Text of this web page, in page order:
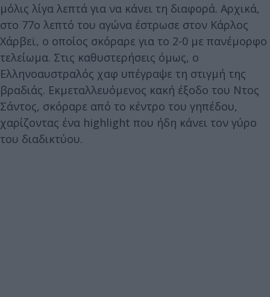
μόλις λίγα λεπτά για να κάνει τη διαφορά. Αρχικά,
στο 77ο λεπτό του αγώνα έστρωσε στον Κάρλος
Χάρβεϊ, ο οποίος σκόραρε για το 2-0 με πανέμορφο
τελείωμα. Στις καθυστερήσεις όμως, ο
Ελληνοαυστραλός χαφ υπέγραψε τη στιγμή της
βραδιάς. Εκμεταλλευόμενος κακή έξοδο του Ντος
Σάντος, σκόραρε από το κέντρο του γηπέδου,
χαρίζοντας ένα highlight που ήδη κάνει τον γύρο
του διαδικτύου.